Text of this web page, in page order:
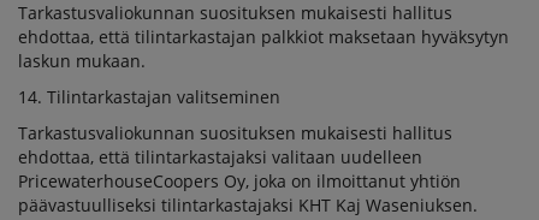
Tarkastusvaliokunnan suosituksen mukaisesti hallitus
ehdottaa, että tilintarkastajan palkkiot maksetaan hyväksytyn
laskun mukaan.
14. Tilintarkastajan valitseminen
Tarkastusvaliokunnan suosituksen mukaisesti hallitus
ehdottaa, että tilintarkastajaksi valitaan uudelleen
PricewaterhouseCoopers Oy, joka on ilmoittanut yhtiön
päävastuulliseksi tilintarkastajaksi KHT Kaj Waseniuksen.